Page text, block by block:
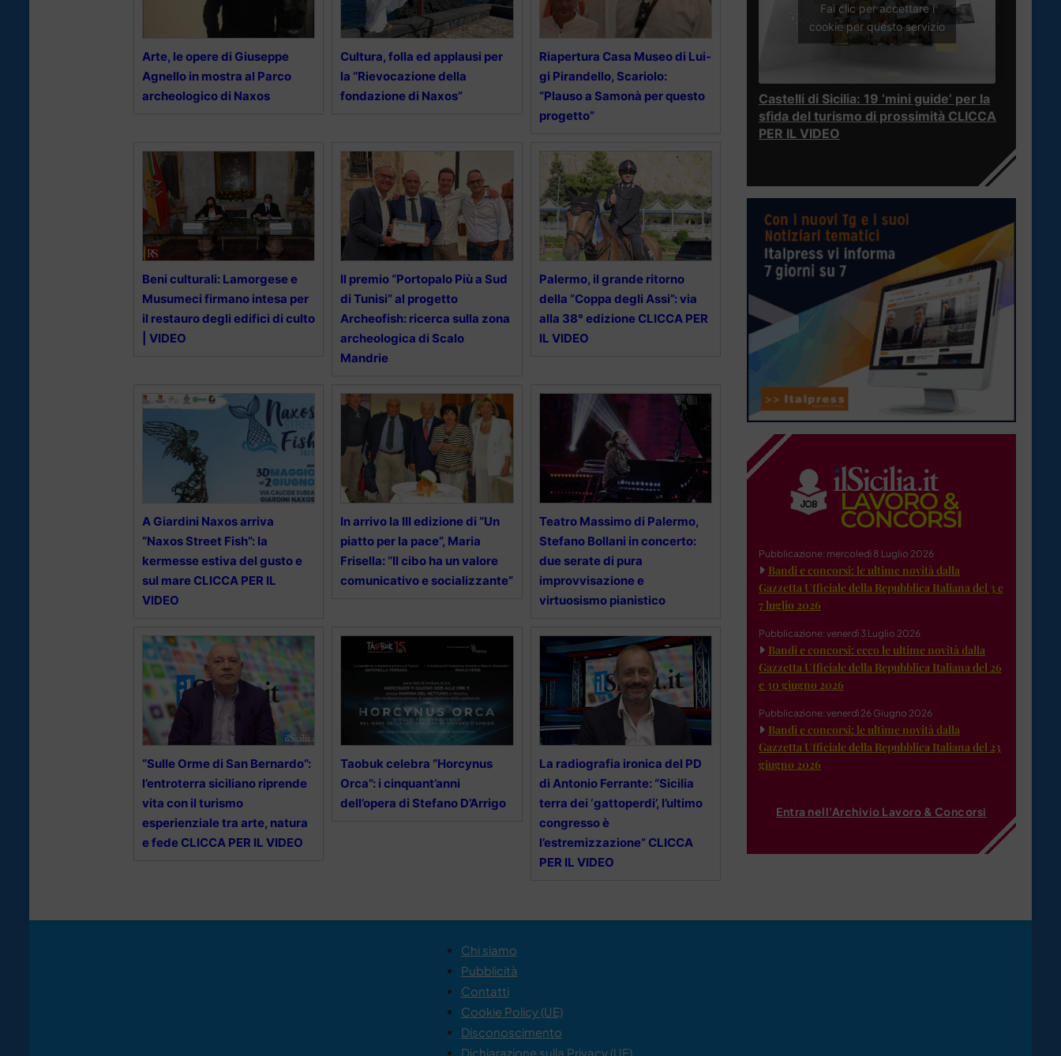
Arte, le opere di Giuseppe
Agnello in mostra al Parco
archeologico di Naxos
Cultura, folla ed applausi per
la “Rievocazione della
fondazione di Naxos”
Ria­per­tu­ra Casa Mu­seo di Lui­
gi Pi­ran­del­lo, Scariolo:
“Plauso a Samonà per questo
progetto”
Beni culturali: Lamorgese e
Musumeci firmano intesa per
il restauro degli edifici di culto
| VIDEO
Il premio “Portopalo Più a Sud
di Tunisi” al progetto
Archeofish: ricerca sulla zona
archeologica di Scalo
Mandrie
Palermo, il grande ritorno
della “Coppa degli Assi”: via
alla 38° edizione CLICCA PER
IL VIDEO
A Giardini Naxos arriva
“Naxos Street Fish”: la
kermesse estiva del gusto e
sul mare CLICCA PER IL
VIDEO
In arrivo la III edizione di “Un
piatto per la pace”, Maria
Frisella: “Il cibo ha un valore
comunicativo e socializzante”
Teatro Massimo di Palermo,
Stefano Bollani in concerto:
due serate di pura
improvvisazione e
virtuosismo pianistico
“Sulle Orme di San Bernardo”:
l’entroterra siciliano riprende
vita con il turismo
esperienziale tra arte, natura
e fede CLICCA PER IL VIDEO
Taobuk celebra “Horcynus
Orca”: i cinquant’anni
dell’opera di Stefano D’Arrigo
La radiografia ironica del PD
di Antonio Ferrante: “Sicilia
terra dei ‘gattoperdi’, l’ultimo
congresso è
l’estremizzazione” CLICCA
PER IL VIDEO
Fai clic per accettare i
cookie per questo servizio
Castelli di Sicilia: 19 ‘mini guide’ per la
sfida del turismo di prossimità CLICCA
PER IL VIDEO
Pubblicazione: mercoledì 8 Luglio 2026
Bandi e concorsi: le ultime novità dalla
Gazzetta Ufficiale della Repubblica Italiana del 3 e
7 luglio 2026
Pubblicazione: venerdì 3 Luglio 2026
Bandi e concorsi: ecco le ultime novità dalla
Gazzetta Ufficiale della Repubblica Italiana del 26
e 30 giugno 2026
Pubblicazione: venerdì 26 Giugno 2026
Bandi e concorsi: le ultime novità dalla
Gazzetta Ufficiale della Repubblica Italiana del 23
giugno 2026
Entra nell'Archivio Lavoro & Concorsi
Chi siamo
Pubblicità
Contatti
Cookie Policy (UE)
Disconoscimento
Dichiarazione sulla Privacy (UE)